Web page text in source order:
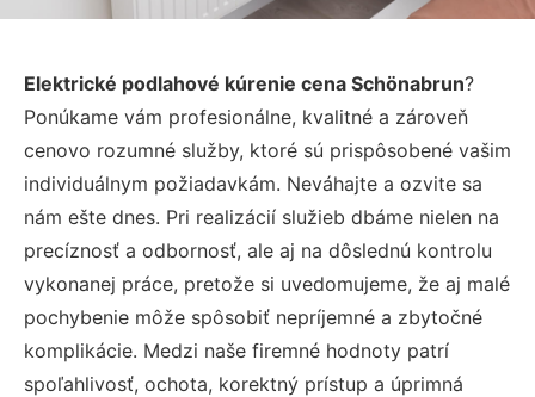
Elektrické podlahové kúrenie cena Schönabrun?
Ponúkame vám profesionálne, kvalitné a zároveň
cenovo rozumné služby, ktoré sú prispôsobené vašim
individuálnym požiadavkám. Neváhajte a ozvite sa
nám ešte dnes. Pri realizácií služieb dbáme nielen na
precíznosť a odbornosť, ale aj na dôslednú kontrolu
vykonanej práce, pretože si uvedomujeme, že aj malé
pochybenie môže spôsobiť nepríjemné a zbytočné
komplikácie. Medzi naše firemné hodnoty patrí
spoľahlivosť, ochota, korektný prístup a úprimná